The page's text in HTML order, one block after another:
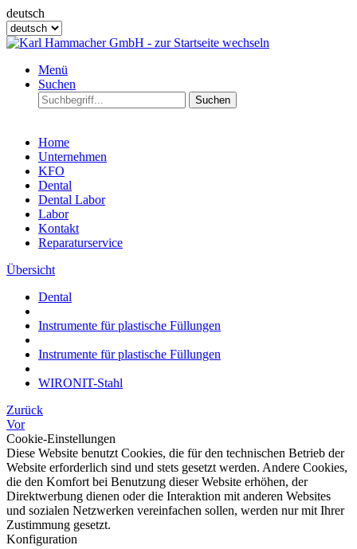
deutsch
Menü
Suchen
Suchen
Home
Unternehmen
KFO
Dental
Dental Labor
Labor
Kontakt
Reparaturservice
Übersicht
Dental
Instrumente für plastische Füllungen
Instrumente für plastische Füllungen
WIRONIT-Stahl
Zurück
Vor
Cookie-Einstellungen
Diese Website benutzt Cookies, die für den technischen Betrieb der
Website erforderlich sind und stets gesetzt werden. Andere Cookies,
die den Komfort bei Benutzung dieser Website erhöhen, der
Direktwerbung dienen oder die Interaktion mit anderen Websites
und sozialen Netzwerken vereinfachen sollen, werden nur mit Ihrer
Zustimmung gesetzt.
Konfiguration